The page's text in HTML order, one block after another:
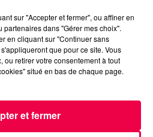
INFOS
sur "Accepter et fermer", ou affiner en
dans "Gérer mes choix".
en cliquant sur "Continuer sans
que pour ce site. Vous
ou retirer votre consentement à tout
situé en bas de chaque page.
et fermer